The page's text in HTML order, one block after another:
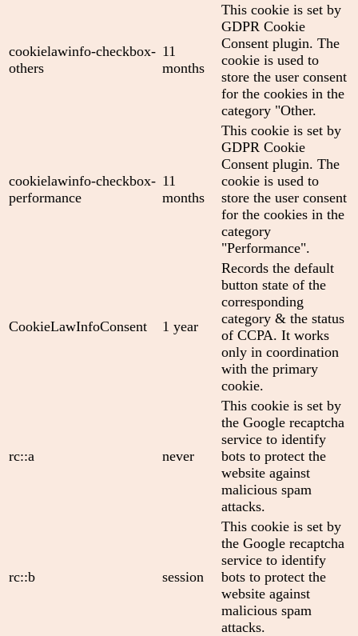
cookielawinfo-checkbox-
others
11
months
This cookie is set by
GDPR Cookie
Consent plugin. The
cookie is used to
store the user consent
for the cookies in the
category "Other.
cookielawinfo-checkbox-
performance
11
months
This cookie is set by
GDPR Cookie
Consent plugin. The
cookie is used to
store the user consent
for the cookies in the
category
"Performance".
CookieLawInfoConsent 1 year
Records the default
button state of the
corresponding
category & the status
of CCPA. It works
only in coordination
with the primary
cookie.
rc::a never
This cookie is set by
the Google recaptcha
service to identify
bots to protect the
website against
malicious spam
attacks.
rc::b session
This cookie is set by
the Google recaptcha
service to identify
bots to protect the
website against
malicious spam
attacks.